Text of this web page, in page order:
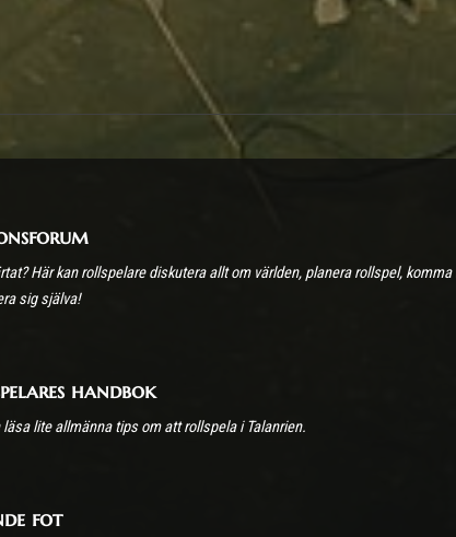
Här kan rollspelare diskutera allt om världen, planera rollspel,
sig själva!
handbok
läsa lite allmänna tips om att rollspela i Talanrien.
fot